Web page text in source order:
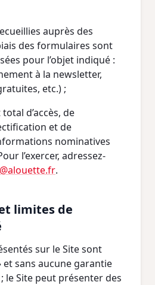
auprès des
des formulaires sont
pour l’objet indiqué :
à la newsletter,
etc.) ;
d’accès, de
et de
nominatives
l’exercer, adressez-
.
limites de
sur le Site sont
et sans aucune garantie
le Site peut présenter des